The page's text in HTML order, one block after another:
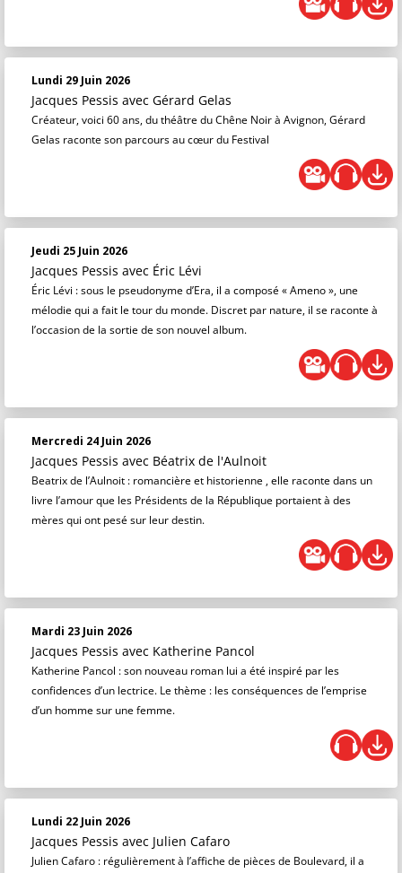
Lundi 29 Juin 2026
Jacques Pessis avec Gérard Gelas
Créateur, voici 60 ans, du théâtre du Chêne Noir à Avignon, Gérard
Gelas raconte son parcours au cœur du Festival
Jeudi 25 Juin 2026
Jacques Pessis avec Éric Lévi
Éric Lévi : sous le pseudonyme d’Era, il a composé « Ameno », une
mélodie qui a fait le tour du monde. Discret par nature, il se raconte à
l’occasion de la sortie de son nouvel album.
Mercredi 24 Juin 2026
Jacques Pessis avec Béatrix de l'Aulnoit
Beatrix de l’Aulnoit : romancière et historienne , elle raconte dans un
livre l’amour que les Présidents de la République portaient à des
mères qui ont pesé sur leur destin.
Mardi 23 Juin 2026
Jacques Pessis avec Katherine Pancol
Katherine Pancol : son nouveau roman lui a été inspiré par les
confidences d’un lectrice. Le thème : les conséquences de l’emprise
d’un homme sur une femme.
Lundi 22 Juin 2026
Jacques Pessis avec Julien Cafaro
Julien Cafaro : régulièrement à l’affiche de pièces de Boulevard, il a